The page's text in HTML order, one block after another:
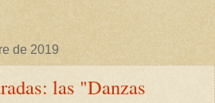
de 2019
las "Danzas